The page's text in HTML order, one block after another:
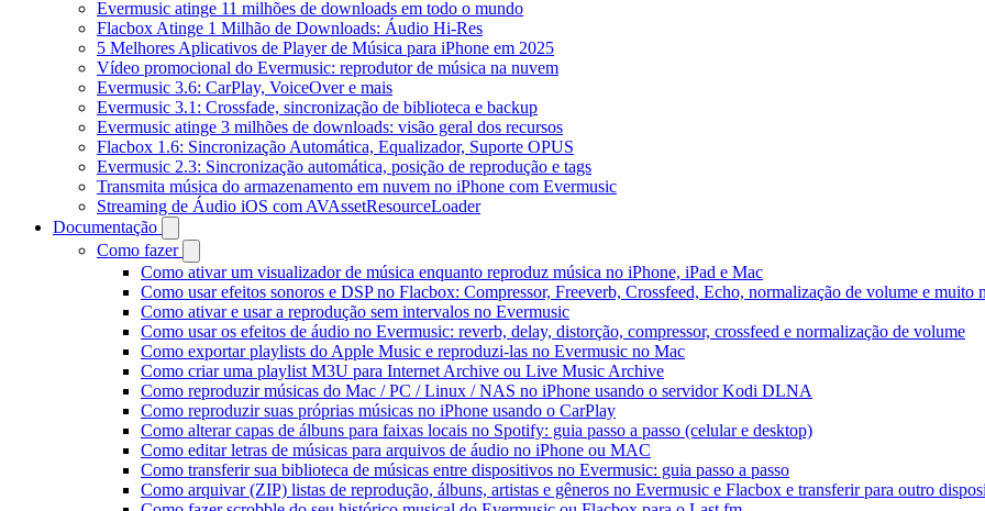
Evermusic atinge 11 milhões de downloads em todo o mundo
Flacbox Atinge 1 Milhão de Downloads: Áudio Hi-Res
5 Melhores Aplicativos de Player de Música para iPhone em 2025
Vídeo promocional do Evermusic: reprodutor de música na nuvem
Evermusic 3.6: CarPlay, VoiceOver e mais
Evermusic 3.1: Crossfade, sincronização de biblioteca e backup
Evermusic atinge 3 milhões de downloads: visão geral dos recursos
Flacbox 1.6: Sincronização Automática, Equalizador, Suporte OPUS
Evermusic 2.3: Sincronização automática, posição de reprodução e tags
Transmita música do armazenamento em nuvem no iPhone com Evermusic
Streaming de Áudio iOS com AVAssetResourceLoader
Documentação
Como fazer
Como ativar um visualizador de música enquanto reproduz música no iPhone, iPad e Mac
Como usar efeitos sonoros e DSP no Flacbox: Compressor, Freeverb, Crossfeed, Echo, normalização de volume e muito
Como ativar e usar a reprodução sem intervalos no Evermusic
Como usar os efeitos de áudio no Evermusic: reverb, delay, distorção, compressor, crossfeed e normalização de volume
Como exportar playlists do Apple Music e reproduzi-las no Evermusic no Mac
Como criar uma playlist M3U para Internet Archive ou Live Music Archive
Como reproduzir músicas do Mac / PC / Linux / NAS no iPhone usando o servidor Kodi DLNA
Como reproduzir suas próprias músicas no iPhone usando o CarPlay
Como alterar capas de álbuns para faixas locais no Spotify: guia passo a passo (celular e desktop)
Como editar letras de músicas para arquivos de áudio no iPhone ou MAC
Como transferir sua biblioteca de músicas entre dispositivos no Evermusic: guia passo a passo
Como arquivar (ZIP) listas de reprodução, álbuns, artistas e gêneros no Evermusic e Flacbox e transferir para outro